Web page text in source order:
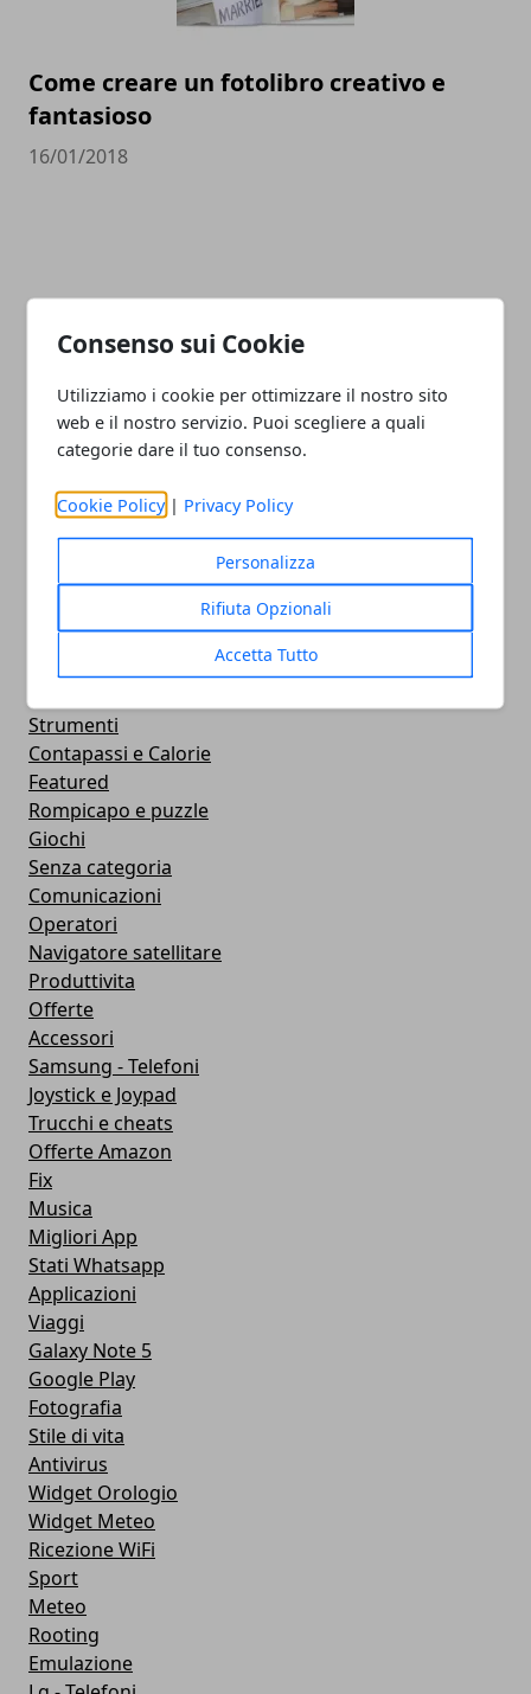
Consenso sui Cookie
Utilizziamo i cookie per ottimizzare il nostro sito
web e il nostro servizio. Puoi scegliere a quali
categorie dare il tuo consenso.
Cookie Policy | Privacy Policy
Personalizza
Rifiuta Opzionali
Accetta Tutto
Come creare un fotolibro creativo e
fantasioso
16/01/2018
Lavoro
Istruzione
Notizie
Approfondimenti
Intrattenimento
Confronto
Cellulari e Smartphone
Immagini e GIF Buongiorno per Whatsapp
Strumenti
Contapassi e Calorie
Featured
Rompicapo e puzzle
Giochi
Senza categoria
Comunicazioni
Operatori
Navigatore satellitare
Produttivita
Offerte
Accessori
Samsung - Telefoni
Joystick e Joypad
Trucchi e cheats
Offerte Amazon
Fix
Musica
Migliori App
Stati Whatsapp
Applicazioni
Viaggi
Galaxy Note 5
Google Play
Fotografia
Stile di vita
Antivirus
Widget Orologio
Widget Meteo
Ricezione WiFi
Sport
Meteo
Rooting
Emulazione